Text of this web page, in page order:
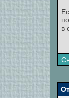
в